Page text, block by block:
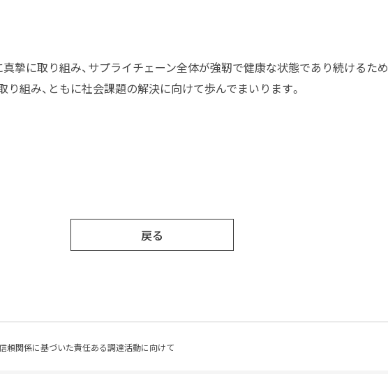
摯に取り組み、サプライチェーン全体が強靭で健康な状態であり続けるた
組み、ともに社会課題の解決に向けて歩んでまいります。
戻る
頼関係に基づいた責任ある調達活動に向けて